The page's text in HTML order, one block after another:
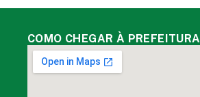
COMO CHEGAR À PREFEITURA